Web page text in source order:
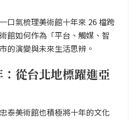
口氣梳理美術館十年來 26 檔跨
館如何作為「平台、觸媒、智
的演變與未來生活思辨。
從台北地標躍進亞
泰美術館也積極將十年的文化